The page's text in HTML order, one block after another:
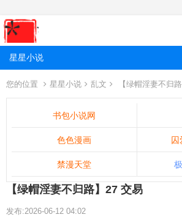
星星小说
您的位置 星星小说 乱文 【绿帽淫妻不归
书包小说网
色色漫画 囚
禁漫天堂
【绿帽淫妻不归路】27 交易
发布:2026-06-12 04:02